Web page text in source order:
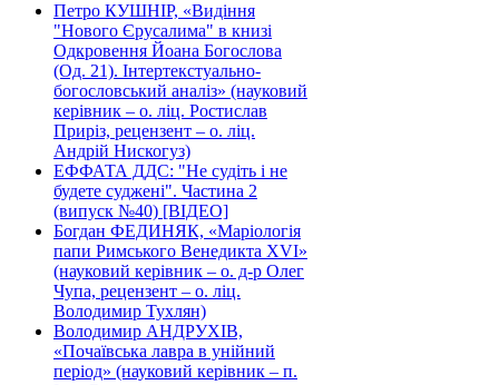
Петро КУШНІР, «Видіння
"Нового Єрусалима" в книзі
Одкровення Йоана Богослова
(Од. 21). Інтертекстуально-
богословський аналіз» (науковий
керівник – о. ліц. Ростислав
Приріз, рецензент – о. ліц.
Андрій Нискогуз)
ЕФФАТА ДДС: "Не судіть і не
будете суджені". Частина 2
(випуск №40) [ВІДЕО]
Богдан ФЕДИНЯК, «Маріологія
папи Римського Венедикта XVI»
(науковий керівник – о. д-р Олег
Чупа, рецензент – о. ліц.
Володимир Тухлян)
Володимир АНДРУХІВ,
«Почаївська лавра в унійний
період» (науковий керівник – п.